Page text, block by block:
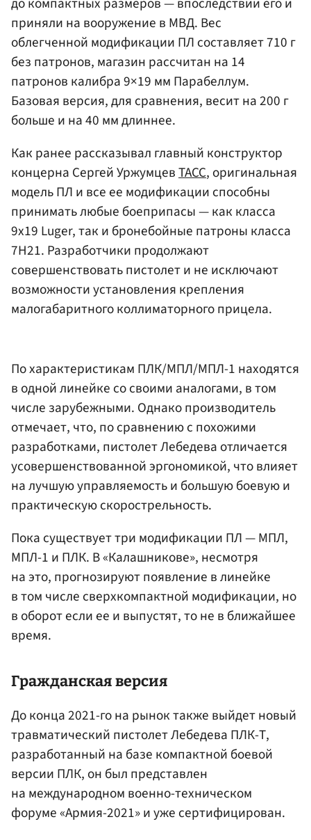
приняли на вооружение в МВД. Вес
облегченной модификации ПЛ составляет 710 г
без патронов, магазин рассчитан на 14
патронов калибра 9×19 мм Парабеллум.
Базовая версия, для сравнения, весит на 200 г
больше и на 40 мм длиннее.
Как ранее рассказывал главный конструктор
концерна Сергей УржумцевТАСС, оригинальная
модель ПЛ и все ее модификации способны
принимать любые боеприпасы — как класса
9х19 Luger, так и бронебойные патроны класса
7Н21. Разработчики продолжают
совершенствовать пистолет и не исключают
возможности установления крепления
малогабаритного коллиматорного прицела.
По характеристикам ПЛК/МПЛ/МПЛ-1 находятся
в одной линейке со своими аналогами, в том
числе зарубежными. Однако производитель
отмечает, что, по сравнению с похожими
разработками, пистолет Лебедева отличается
усовершенствованной эргономикой, что влияет
на лучшую управляемость и большую боевую и
практическую скорострельность.
Пока существует три модификации ПЛ — МПЛ,
МПЛ-1 и ПЛК. В «Калашникове», несмотря
на это, прогнозируют появление в линейке
в том числе сверхкомпактной модификации, но
в оборот если ее и выпустят, то не в ближайшее
время.
Гражданская версия
До конца 2021-го на рынок также выйдет новый
травматический пистолет Лебедева ПЛК-Т,
разработанный на базе компактной боевой
версии ПЛК, он был представлен
на международном военно-техническом
форуме «Армия-2021» и уже сертифицирован.